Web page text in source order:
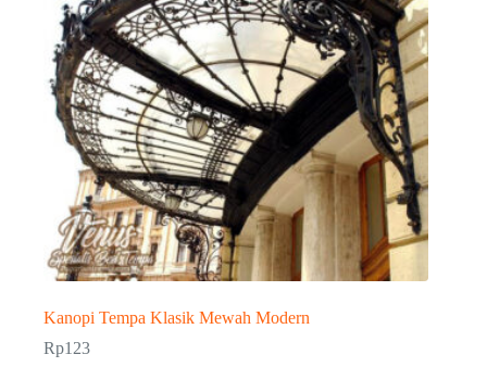
Kanopi Tempa Klasik Mewah Modern
Rp123